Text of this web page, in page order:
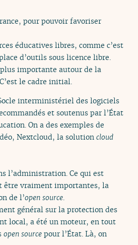
pour pouvoir favoriser
éducatives libres, comme c’est
d’outils sous licence libre.
importante autour de la
le cadre initial.
interministériel des logiciels
et soutenus par l’État
On a des exemples de
Nextcloud, la solution cloud
l’administration. Ce qui est
être vraiment importantes, la
de l’open source.
général sur la protection des
local, a été un moteur, en tout
open source pour l’État. Là, on